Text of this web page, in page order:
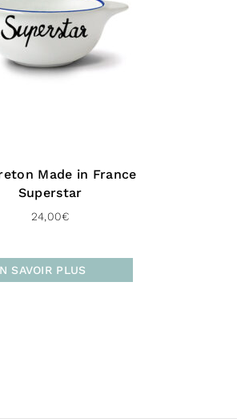
Made in France
Superstar
24,00€
SAVOIR PLUS